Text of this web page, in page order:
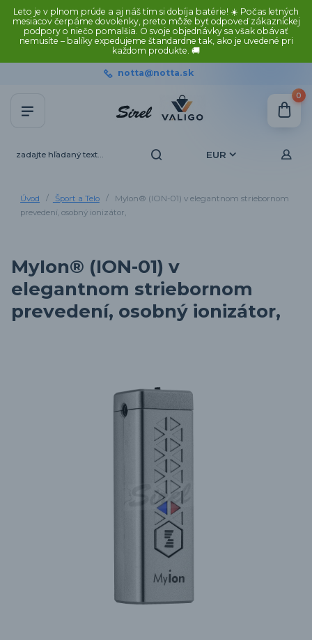
Leto je v plnom prúde a aj náš tím si dobíja batérie! ☀️ Počas letných
mesiacov čerpáme dovolenky, preto môže byť odpoveď zákazníckej
podpory o niečo pomalšia. O svoje objednávky sa však obávať
nemusíte – balíky expedujeme štandardne tak, ako je uvedené pri
každom produkte. 🚚
EUR
notta@notta.sk
0
Úvod Šport a Telo
MyIon® (ION-01) v elegantnom striebornom
prevedení, osobný ionizátor,
MyIon® (ION-01) v
elegantnom striebornom
prevedení, osobný ionizátor,